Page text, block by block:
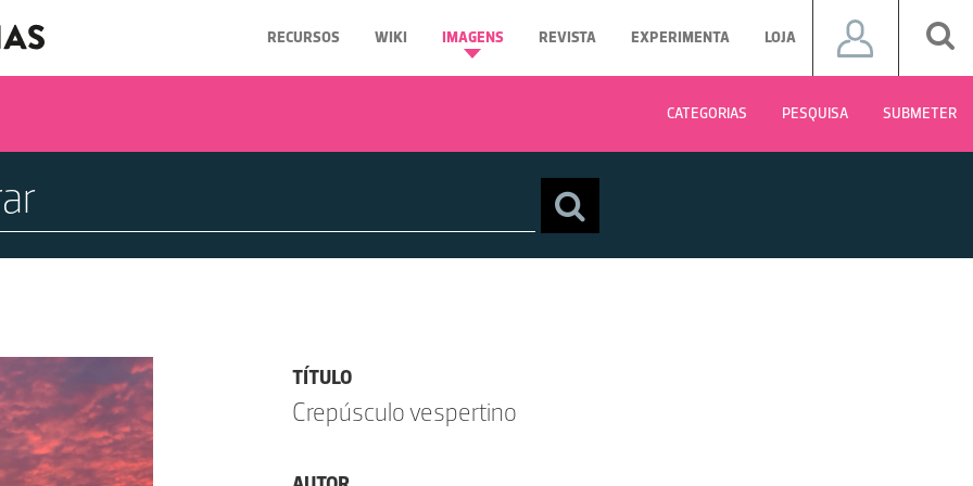
RECURSOS WIKI IMAGENS REVISTA EXPERIMENTA LOJA
CATEGORIAS PESQUISA SUBMETER
TÍTULO
Crepúsculo vespertino